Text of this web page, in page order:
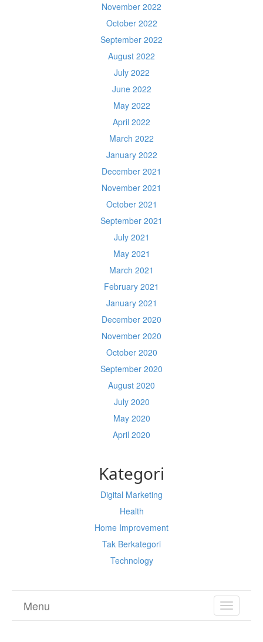
November 2022
October 2022
September 2022
August 2022
July 2022
June 2022
May 2022
April 2022
March 2022
January 2022
December 2021
November 2021
October 2021
September 2021
July 2021
May 2021
March 2021
February 2021
January 2021
December 2020
November 2020
October 2020
September 2020
August 2020
July 2020
May 2020
April 2020
Kategori
Digital Marketing
Health
Home Improvement
Tak Berkategori
Technology
TOGGLE
Menu